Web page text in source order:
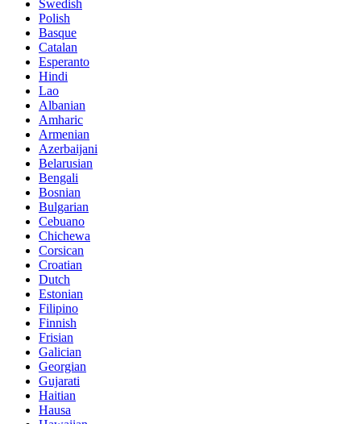
Swedish
Polish
Basque
Catalan
Esperanto
Hindi
Lao
Albanian
Amharic
Armenian
Azerbaijani
Belarusian
Bengali
Bosnian
Bulgarian
Cebuano
Chichewa
Corsican
Croatian
Dutch
Estonian
Filipino
Finnish
Frisian
Galician
Georgian
Gujarati
Haitian
Hausa